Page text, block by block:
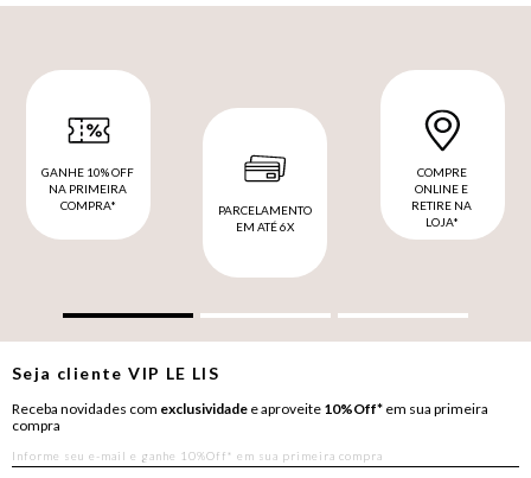
GANHE 10% OFF
NA PRIMEIRA
COMPRA*
PARCELAMENTO
EM ATÉ 6X
COMPRE
ONLINE E
RETIRE NA
LOJA*
Seja clienteVIP LE LIS
Receba novidades com exclusividade e aproveite 10%Off* em sua primeira
compra